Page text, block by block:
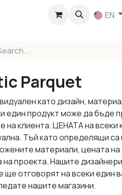
EN
Parquet
като дизайн,
един продукт може да бъде
на клиента. ЦЕНАТА на всеки
Тъй като определящи са
материали, цената на
проекта. Нашите
ще отговорят на всеки един
нашите магазини.